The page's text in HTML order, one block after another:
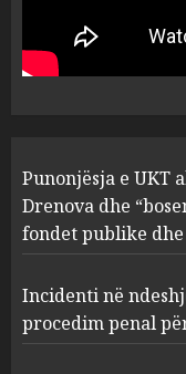
Punonjësja e UKT
Drenova dhe
fondet publike
Incidenti në
procedim penal